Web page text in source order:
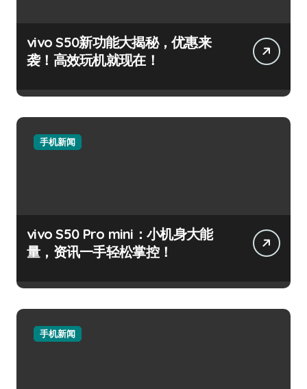
vivo S50新功能大揭秘，优惠来
袭！高效玩机就现在！
手机新闻
vivo S50 Pro mini：小机身大能
量，资讯一手轻松掌控！
手机新闻